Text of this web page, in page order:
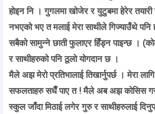
होइन नि । गुगलमा खोजेर र युटुबमा हेरेर
नभएको भए त मलाई मेरा साथीले गिज्याउँथे
सबैको सामुन्ने छाती फुलाएर हिँड्न पाइन्छ ।
र साथीहरुको पनि ठूलो योगदान छ ।
मैले अझ मेरो प्रतिभालाई तिखार्नुपर्छ । मेरा
सफलताहरु सधैँ पाए त ! मैले अब अझ कोसिस
स्कुल जाँदा मिठाई लगेर गुरु र साथीहरुलाई